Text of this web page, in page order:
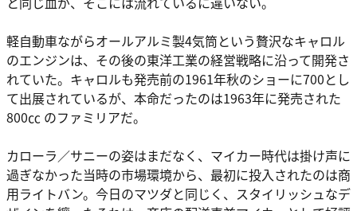
軽自動車ながらオールアルミ製4気筒という贅沢なキャロル
のエンジンは、その後の東洋工業の経営戦略に沿って開発さ
れていた。キャロルも発売前の1961年秋のショーに700とし
て出展されているが、本命だったのは1963年に発売された
800㏄ のファミリアだ。
カローラ／サニーの姿はまだなく、マイカー時代は掛け声に
過ぎなかった当時の市場環境から、最初に投入されたのは商
用ライトバン。今日のマツダと同じく、スタイリッシュなデ